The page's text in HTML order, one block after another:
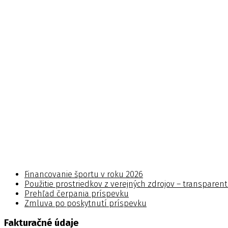
Financovanie športu v roku 2026
Použitie prostriedkov z verejných zdrojov –
Prehľad čerpania príspevku
Zmluva po poskytnutí príspevku
Fakturačné údaje